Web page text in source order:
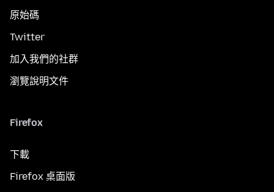
原始碼
Twitter
加入我們的社群
瀏覽說明文件
Firefox
下載
Firefox 桌面版